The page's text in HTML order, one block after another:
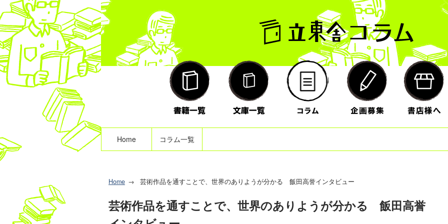
Home コラム一覧
Home 芸術作品を通すことで、世界のありようが分かる 飯田高誉インタビュー
芸術作品を通すことで、世界のありようが分かる 飯田高誉